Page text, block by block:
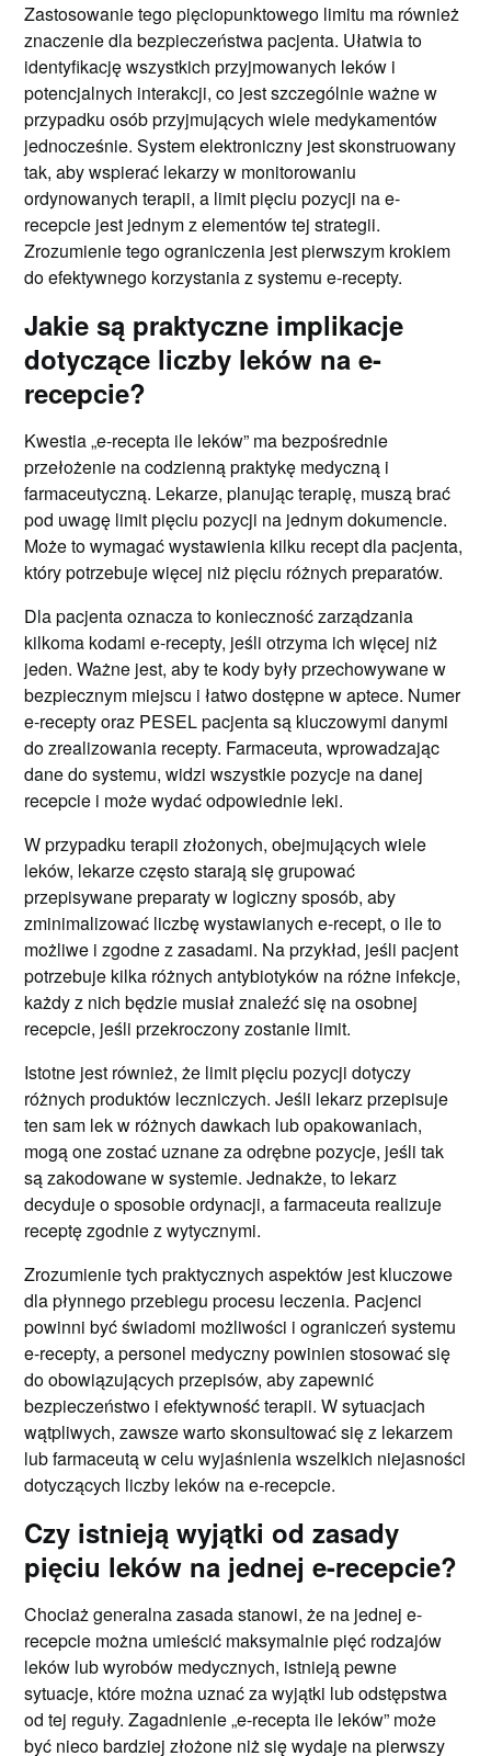
Zastosowanie tego pięciopunktowego limitu ma również
znaczenie dla bezpieczeństwa pacjenta. Ułatwia to
identyfikację wszystkich przyjmowanych leków i
potencjalnych interakcji, co jest szczególnie ważne w
przypadku osób przyjmujących wiele medykamentów
jednocześnie. System elektroniczny jest skonstruowany
tak, aby wspierać lekarzy w monitorowaniu
ordynowanych terapii, a limit pięciu pozycji na e-
recepcie jest jednym z elementów tej strategii.
Zrozumienie tego ograniczenia jest pierwszym krokiem
do efektywnego korzystania z systemu e-recepty.
Jakie są praktyczne implikacje
dotyczące liczby leków na e-
recepcie?
Kwestia „e-recepta ile leków” ma bezpośrednie
przełożenie na codzienną praktykę medyczną i
farmaceutyczną. Lekarze, planując terapię, muszą brać
pod uwagę limit pięciu pozycji na jednym dokumencie.
Może to wymagać wystawienia kilku recept dla pacjenta,
który potrzebuje więcej niż pięciu różnych preparatów.
Dla pacjenta oznacza to konieczność zarządzania
kilkoma kodami e-recepty, jeśli otrzyma ich więcej niż
jeden. Ważne jest, aby te kody były przechowywane w
bezpiecznym miejscu i łatwo dostępne w aptece. Numer
e-recepty oraz PESEL pacjenta są kluczowymi danymi
do zrealizowania recepty. Farmaceuta, wprowadzając
dane do systemu, widzi wszystkie pozycje na danej
recepcie i może wydać odpowiednie leki.
W przypadku terapii złożonych, obejmujących wiele
leków, lekarze często starają się grupować
przepisywane preparaty w logiczny sposób, aby
zminimalizować liczbę wystawianych e-recept, o ile to
możliwe i zgodne z zasadami. Na przykład, jeśli pacjent
potrzebuje kilka różnych antybiotyków na różne infekcje,
każdy z nich będzie musiał znaleźć się na osobnej
recepcie, jeśli przekroczony zostanie limit.
Istotne jest również, że limit pięciu pozycji dotyczy
różnych produktów leczniczych. Jeśli lekarz przepisuje
ten sam lek w różnych dawkach lub opakowaniach,
mogą one zostać uznane za odrębne pozycje, jeśli tak
są zakodowane w systemie. Jednakże, to lekarz
decyduje o sposobie ordynacji, a farmaceuta realizuje
receptę zgodnie z wytycznymi.
Zrozumienie tych praktycznych aspektów jest kluczowe
dla płynnego przebiegu procesu leczenia. Pacjenci
powinni być świadomi możliwości i ograniczeń systemu
e-recepty, a personel medyczny powinien stosować się
do obowiązujących przepisów, aby zapewnić
bezpieczeństwo i efektywność terapii. W sytuacjach
wątpliwych, zawsze warto skonsultować się z lekarzem
lub farmaceutą w celu wyjaśnienia wszelkich niejasności
dotyczących liczby leków na e-recepcie.
Czy istnieją wyjątki od zasady
pięciu leków na jednej e-recepcie?
Chociaż generalna zasada stanowi, że na jednej e-
recepcie można umieścić maksymalnie pięć rodzajów
leków lub wyrobów medycznych, istnieją pewne
sytuacje, które można uznać za wyjątki lub odstępstwa
od tej reguły. Zagadnienie „e-recepta ile leków” może
być nieco bardziej złożone niż się wydaje na pierwszy